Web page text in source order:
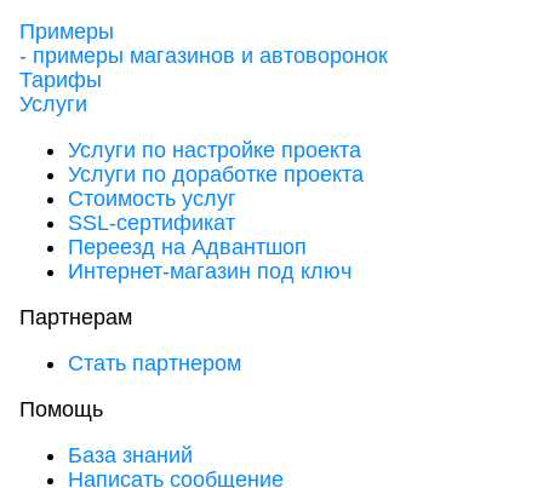
Примеры
- примеры магазинов и автоворонок
Тарифы
Услуги
Услуги по настройке проекта
Услуги по доработке проекта
Стоимость услуг
SSL-сертификат
Переезд на Адвантшоп
Интернет-магазин под ключ
Партнерам
Стать партнером
Помощь
База знаний
Написать сообщение